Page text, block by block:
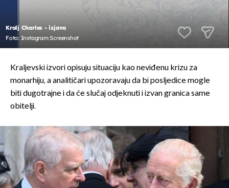
Kralj Charles - izjava
Foto: Instagram Screenshot
Kraljevski izvori opisuju situaciju kao neviđenu krizu za
monarhiju, a analitičari upozoravaju da bi posljedice mogle
biti dugotrajne i da će slučaj odjeknuti i izvan granica same
obitelji.